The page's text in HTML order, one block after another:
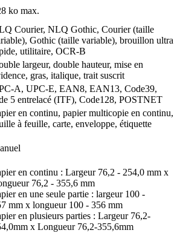
ko max.
Courier, NLQ Gothic, Courier (taille
Gothic (taille variable), brouillon ultra
utilitaire, OCR-B
largeur, double hauteur, mise en
gras, italique, trait suscrit
A, UPC-E, EAN8, EAN13, Code39,
5 entrelacé (ITF), Code128, POSTNET
en continu, papier multicopie en continu,
à feuille, carte, enveloppe, étiquette
en continu : Largeur 76,2 - 254,0 mm x
76,2 - 355,6 mm
en une seule partie : largeur 100 -
mm x longueur 100 - 356 mm
en plusieurs parties : Largeur 76,2-
x Longueur 76,2-355,6mm